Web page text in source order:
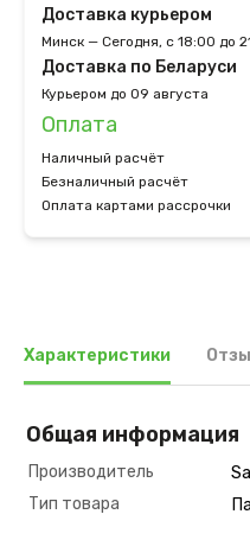
Доставка курьером
Минск — Сегодня, с 18:00 до
Доставка по Беларуси
Курьером до 09 августа
Оплата
Наличный расчёт
Безналичный расчёт
Оплата картами рассрочки
Характеристики
Общая информация
Производитель
Тип товара